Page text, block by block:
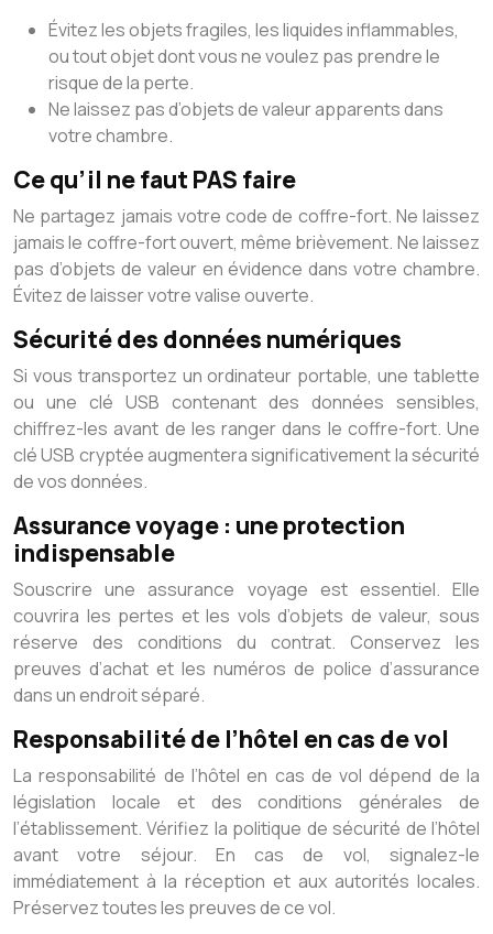
Évitez les objets fragiles, les liquides inflammables,
ou tout objet dont vous ne voulez pas prendre le
risque de la perte.
Ne laissez pas d’objets de valeur apparents dans
votre chambre.
Ce qu’il ne faut PAS faire
Ne partagez jamais votre code de coffre-fort. Ne laissez
jamais le coffre-fort ouvert, même brièvement. Ne laissez
pas d’objets de valeur en évidence dans votre chambre.
Évitez de laisser votre valise ouverte.
Sécurité des données numériques
Si vous transportez un ordinateur portable, une tablette
ou une clé USB contenant des données sensibles,
chiffrez-les avant de les ranger dans le coffre-fort. Une
clé USB cryptée augmentera significativement la sécurité
de vos données.
Assurance voyage : une protection
indispensable
Souscrire une assurance voyage est essentiel. Elle
couvrira les pertes et les vols d’objets de valeur, sous
réserve des conditions du contrat. Conservez les
preuves d’achat et les numéros de police d’assurance
dans un endroit séparé.
Responsabilité de l’hôtel en cas de vol
La responsabilité de l’hôtel en cas de vol dépend de la
législation locale et des conditions générales de
l’établissement. Vérifiez la politique de sécurité de l’hôtel
avant votre séjour. En cas de vol, signalez-le
immédiatement à la réception et aux autorités locales.
Préservez toutes les preuves de ce vol.